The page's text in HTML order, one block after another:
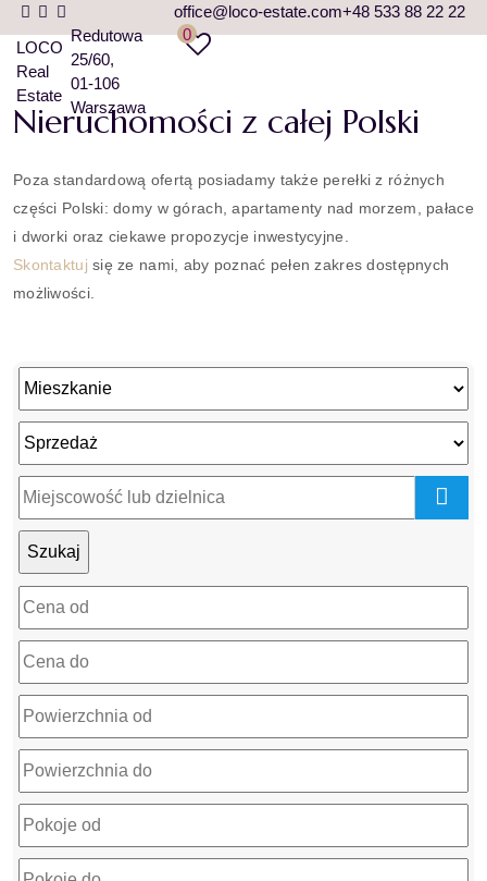
LOCO
Real
Estate
Redutowa
25/60
01-106
Warszawa
office@loco-estate.com+48 533 88 22 22
0
Nieruchomości z całej Polski
Poza standardową ofertą posiadamy także perełki z różnych
części Polski: domy w górach, apartamenty nad morzem, pałace
i dworki oraz ciekawe propozycje inwestycyjne.
Skontaktuj się ze nami, aby poznać pełen zakres dostępnych
możliwości.